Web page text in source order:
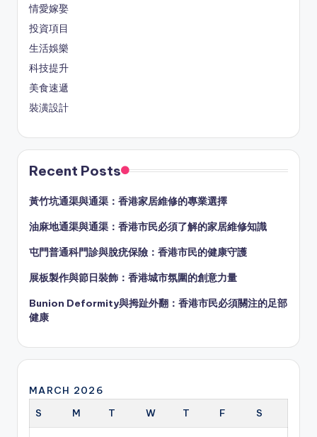
情愛嫁娶
投資項目
生活娛樂
科技提升
美食速遞
裝潢設計
Recent Posts
黃竹坑通渠與通渠：香港家居維修的專業選擇
油麻地通渠與通渠：香港市民必須了解的家居維修知識
屯門普通科門診與脫疣保險：香港市民的健康守護
展板製作與節日裝飾：香港城市氛圍的創意力量
Bunion Deformity與拇趾外翻：香港市民必須關注的足部
健康
MARCH 2026
S
M T W T F S